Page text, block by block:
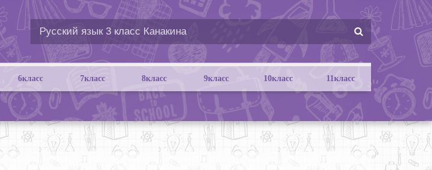
6класс 7класс 8класс 9класс 10класс 11класс